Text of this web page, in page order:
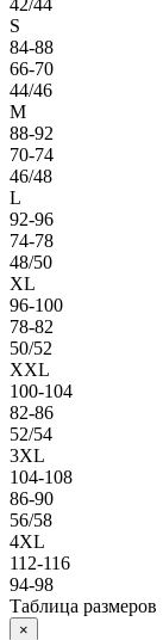
S
84-88
66-70
44/46
M
88-92
70-74
46/48
L
92-96
74-78
48/50
XL
96-100
78-82
50/52
XXL
100-104
82-86
52/54
3XL
104-108
86-90
56/58
4XL
112-116
94-98
Таблица размеров
×